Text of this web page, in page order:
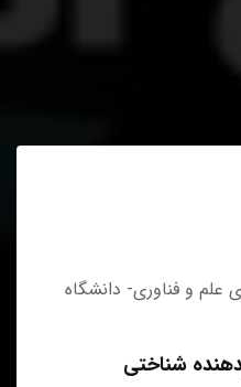
علم و فناوری- دانشگاه
شناختی